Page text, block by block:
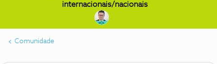
internacionais/nacionais
Comunidade